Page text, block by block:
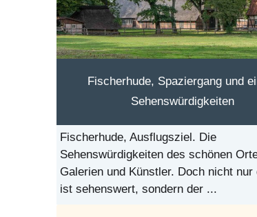
Fischerhude, Spaziergang und
Sehenswürdigkeiten
Fischerhude, Ausflugsziel. Die
Sehenswürdigkeiten des schönen
Galerien und Künstler. Doch nicht nur
ist sehenswert, sondern der ...